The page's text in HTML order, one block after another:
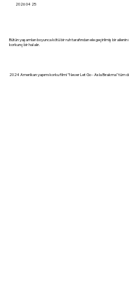
2026 04 25
Bütün yaşamları boyunca kötü bir ruh tarafından ele geçirilmiş bir
korkunç bir hal alır.
2024 Amerikan yapımı korku filmi "Never Let Go - Asla Bırakma" tüm